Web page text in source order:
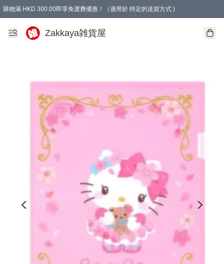
購物滿 HKD 300.00即享免運費優惠！（適用於 特定的送貨方式 )
Zakkaya雑貨屋